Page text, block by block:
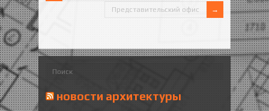
Представительский офис
новости архитектуры